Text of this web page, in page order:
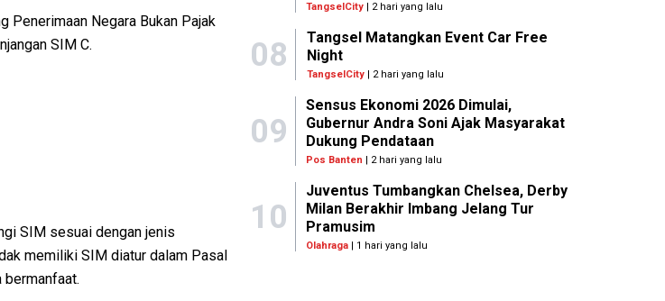
Penerimaan Negara Bukan Pajak
SIM C.
SIM sesuai dengan jenis
memiliki SIM diatur dalam Pasal
TangselCity | 2 hari yang lalu
08
Tangsel Matangkan Event Car Free
Night
TangselCity| 2 hari yang lalu
09
Sensus Ekonomi 2026 Dimulai,
Gubernur Andra Soni Ajak Masyarakat
Dukung Pendataan
Pos Banten | 2 hari yang lalu
10
Juventus Tumbangkan Chelsea, Derby
Milan Berakhir Imbang Jelang Tur
Pramusim
Olahraga | 1 hari yang lalu